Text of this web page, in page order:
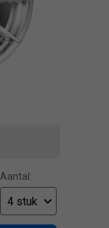
Aantal: